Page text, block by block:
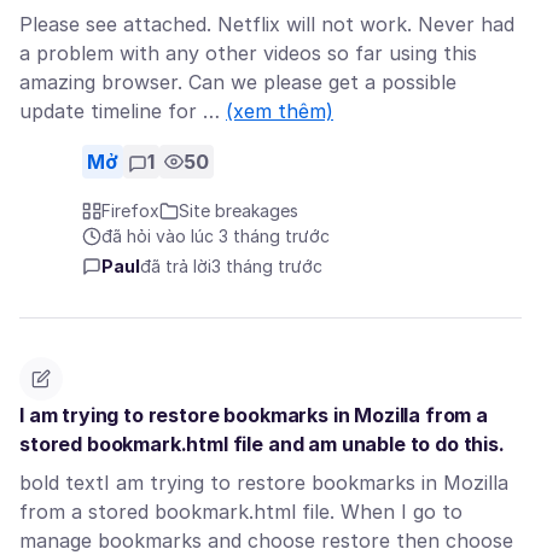
Please see attached. Netflix will not work. Never had
a problem with any other videos so far using this
amazing browser. Can we please get a possible
update timeline for … (xem thêm)
Mở 1 50
Firefox
Site breakages
đã hỏi vào lúc 3 tháng trước
Paul đã trả lời3 tháng trước
I am trying to restore bookmarks in Mozilla from a
stored bookmark.html file and am unable to do this.
bold textI am trying to restore bookmarks in Mozilla
from a stored bookmark.html file. When I go to
manage bookmarks and choose restore then choose